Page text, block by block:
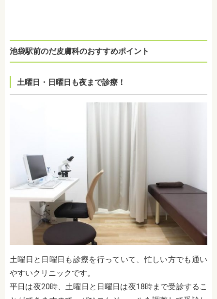
池袋駅前のだ皮膚科のおすすめポイント
土曜日・日曜日も夜まで診療！
土曜日と日曜日も診療を行っていて、忙しい方でも通い
やすいクリニックです。
平日は夜20時、土曜日と日曜日は夜18時まで受診するこ